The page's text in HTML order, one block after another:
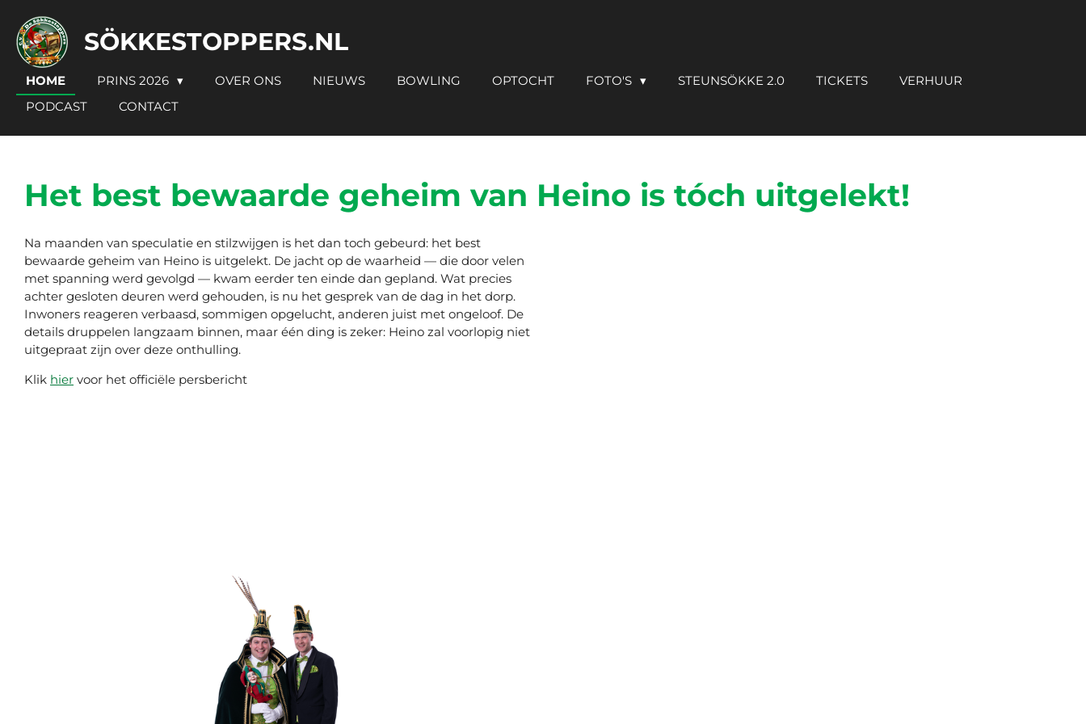
direct
naar
hoofdinhoud
SÖKKESTOPPERS.NL
HOME PRINS 2026 OVER ONS NIEUWS BOWLING OPTOCHT FOTO'S STEUNSÖKKE 2.0 TICKETS
VERHUUR
PODCAST
CONTACT
Het best bewaarde geheim van Heino is tóch uitgelekt!
Na maanden van speculatie en stilzwijgen is het dan toch gebeurd: het best
bewaarde geheim van Heino is uitgelekt. De jacht op de waarheid — die door velen
met spanning werd gevolgd — kwam eerder ten einde dan gepland. Wat precies
achter gesloten deuren werd gehouden, is nu het gesprek van de dag in het dorp.
Inwoners reageren verbaasd, sommigen opgelucht, anderen juist met ongeloof. De
details druppelen langzaam binnen, maar één ding is zeker: Heino zal voorlopig niet
uitgepraat zijn over deze onthulling.
Klik hier voor het officiële persbericht